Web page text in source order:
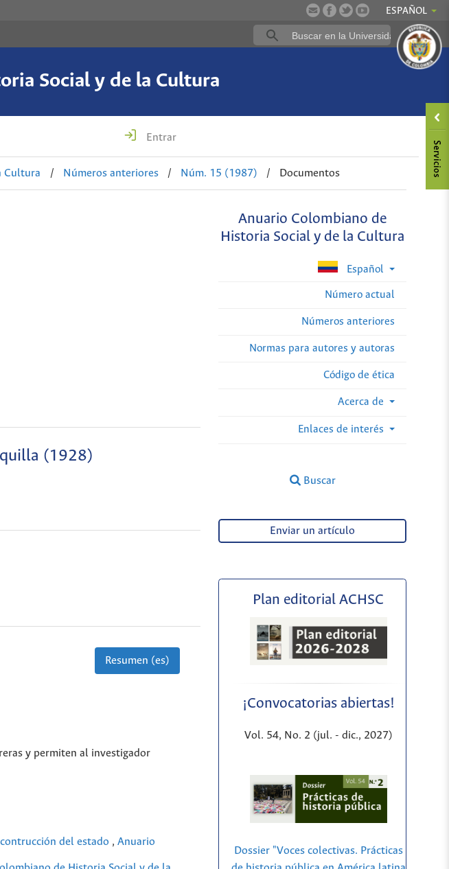
ESPAÑOL
Social y de la Cultura
Entrar
Cultura / Números anteriores / Núm. 15 (1987) / Documentos
Anuario Colombiano de
Historia Social y de la Cultura
Español
Número actual
Números anteriores
Normas para autores y autoras
Código de ética
Acerca de
Enlaces de interés
Buscar
(1928)
Resumen (es)
y permiten al investigador
del estado , Anuario
Enviar un artículo
Plan editorial ACHSC
¡Convocatorias abiertas!
Vol. 54, No. 2 (jul. - dic., 2027)
Dossier "Voces colectivas. Prácticas